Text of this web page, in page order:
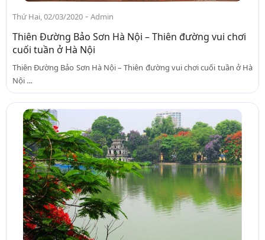
Thứ Hai, 02/03/2020 - Admin
Thiên Đường Bảo Sơn Hà Nội – Thiên đường vui chơi
cuối tuần ở Hà Nội
Thiên Đường Bảo Sơn Hà Nội – Thiên đường vui chơi cuối tuần ở Hà
Nội ...